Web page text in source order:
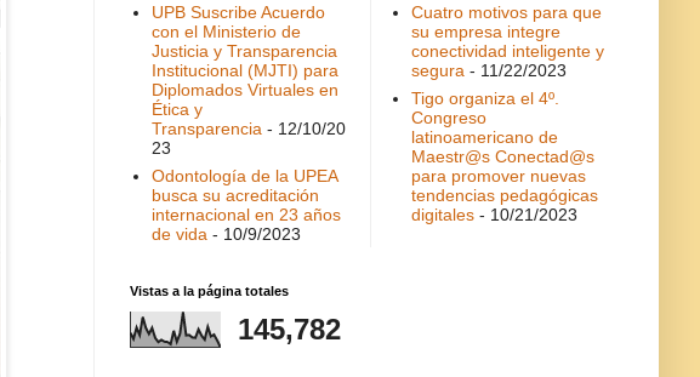
UPB Suscribe Acuerdo
con el Ministerio de
Justicia y Transparencia
Institucional (MJTI) para
Diplomados Virtuales en
Ética y
Transparencia - 12/10/20
23
Odontología de la UPEA
busca su acreditación
internacional en 23 años
de vida - 10/9/2023
Cuatro motivos para que
su empresa integre
conectividad inteligente y
segura - 11/22/2023
Tigo organiza el 4º.
Congreso
latinoamericano de
Maestr@s Conectad@s
para promover nuevas
tendencias pedagógicas
digitales- 10/21/2023
Vistas a la página totales
145,782